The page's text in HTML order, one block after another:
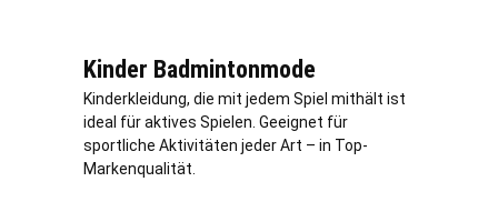
Kinder Badmintonmode
Kinderkleidung, die mit jedem Spiel mithält ist
ideal für aktives Spielen. Geeignet für
sportliche Aktivitäten jeder Art – in Top-
Markenqualität.